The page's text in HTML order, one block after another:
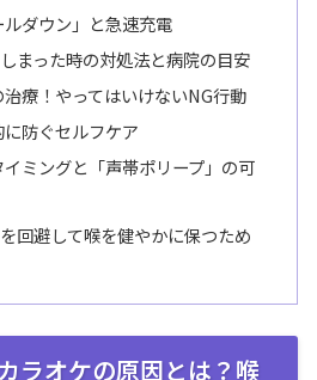
ダウン」と急速充電
まった時の対処法と病院の目安
治療！やってはいけないNG行動
防ぐセルフケア
ミングと「声帯ポリープ」の可
回避して喉を健やかに保つため
ラオケの原因とは？喉